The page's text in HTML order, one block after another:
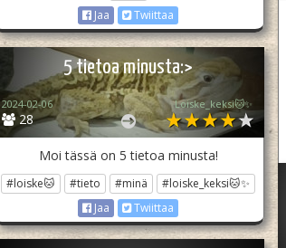
Jaa
Twiittaa
5 tietoa minusta:>
28
2024-02-06 Loiske_keksi🐱✨
Moi tässä on 5 tietoa minusta!
#loiske🐱 #tieto #minä
#loiske_keksi🐱✨
Jaa
Twiittaa